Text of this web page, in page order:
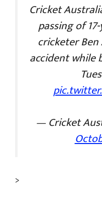
Cricket
passing of
cricketer
accident while
— Cricket
>